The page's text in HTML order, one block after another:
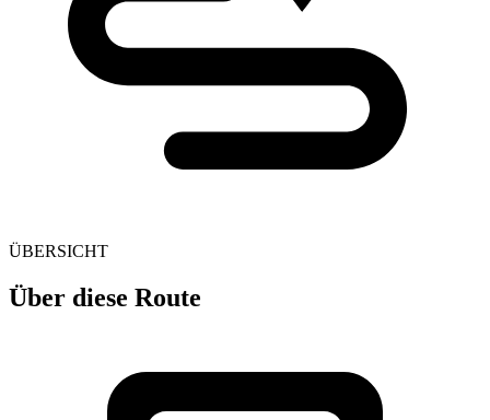
ÜBERSICHT
Über diese Route